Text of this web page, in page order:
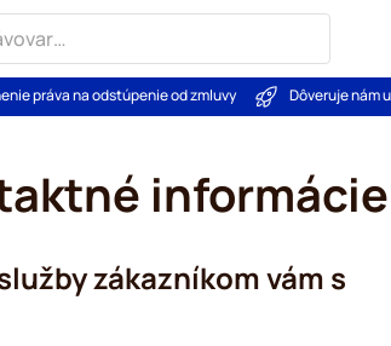
práva na odstúpenie od zmluvy Dôveruje nám
informácie
zákazníkom vám s